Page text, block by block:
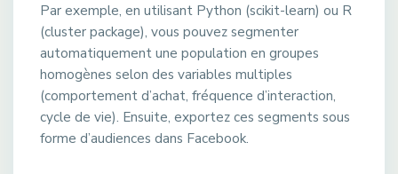
Par exemple, en utilisant Python (scikit-learn) ou R
(cluster package), vous pouvez segmenter
automatiquement une population en groupes
homogènes selon des variables multiples
(comportement d’achat, fréquence d’interaction,
cycle de vie). Ensuite, exportez ces segments sous
forme d’audiences dans Facebook.